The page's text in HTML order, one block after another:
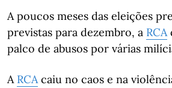
A poucos meses das eleições
previstas para dezembro, a RCA
palco de abusos por várias
A RCAcaiu no caos e na